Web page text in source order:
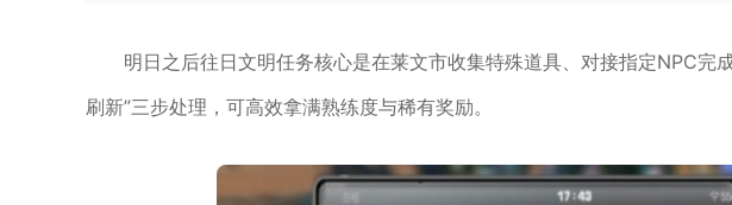
明日之后往日文明任务核心是在莱文市收集特殊道具、对接指定NPC
刷新”三步处理，可高效拿满熟练度与稀有奖励。